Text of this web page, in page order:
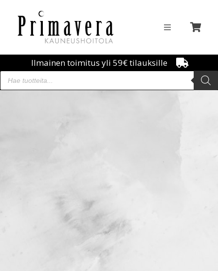
Ilmainen toimitus yli 59€ tilauksille